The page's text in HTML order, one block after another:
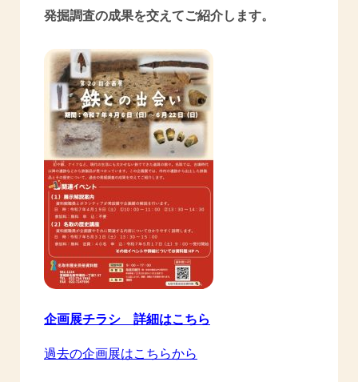
発掘調査の成果を交えてご紹介します。
企画展チラシ 詳細はこちら
過去の企画展はこちらから